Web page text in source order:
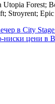
Utopia Forest;
Stroyrent;
в City
ниски цени в